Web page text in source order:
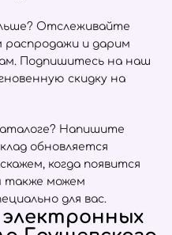
Отслеживайте
распродажи и дарим
Подпишитесь на наш
скидку на
Напишите
обновляется
когда появится
также можем
для вас.